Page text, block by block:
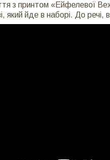
з принтом «Ейфелевої
який йде в наборі. До